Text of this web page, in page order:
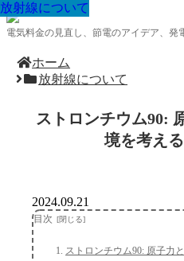
電気料金の見直し、節電のアイデア、発
ホーム
放射線について
ストロンチウム90:
境を考える
放射線について
2024.09.21
目次
ストロンチウム90: 原子力
放射線について
放射線について
放射線について
放射線について
放射線について
放射線について
放射線について
放射線について